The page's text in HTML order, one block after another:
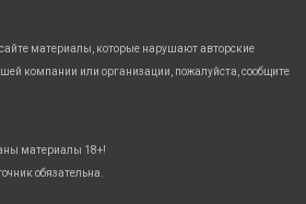
материалы, которые нарушают авторские
компании или организации, пожалуйста, сообщите
материалы 18+!
обязательна.